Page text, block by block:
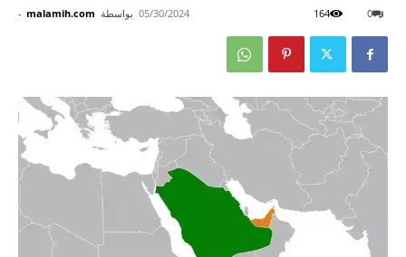
بواسطة malamih.com
- 05/30/2024 0
164